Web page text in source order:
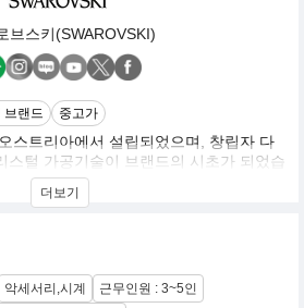
브스키(SWAROVSKI)
브랜드 중고가
스트리아에서 설립되었으며, 창립자 다
스털 가공기술이 브랜드의 시초가 되었습
신, 그리고 지속적인 기술 발전으로 스와
털 커팅분야에서 세계 최고의 기업으로
의적인 행보를 이어나가고 있습니다.
세계 최고 품질의 크리스털과 천연 젬스
코 아이템 등 10만 개 이상의 제품을 디
또한, 패션/디자인 및 영화 분야와 협업
더보기
악세서리,시계
근무인원 : 3~5인